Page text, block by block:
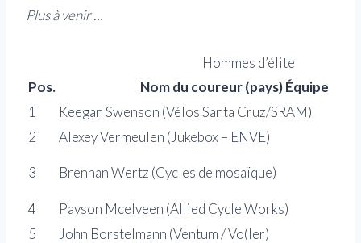
Plus à venir …
Hommes d’élite
Pos.
Nom du coureur (pays) Équipe
1
Keegan Swenson (Vélos Santa Cruz/SRAM)
2
Alexey Vermeulen (Jukebox – ENVE)
3 Brennan Wertz (Cycles de mosaïque)
4
Payson Mcelveen (Allied Cycle Works)
5
John Borstelmann (Ventum / Vo(ler)